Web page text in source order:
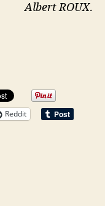
Albert ROUX.
Reddit